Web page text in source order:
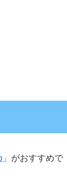
」がおすすめで